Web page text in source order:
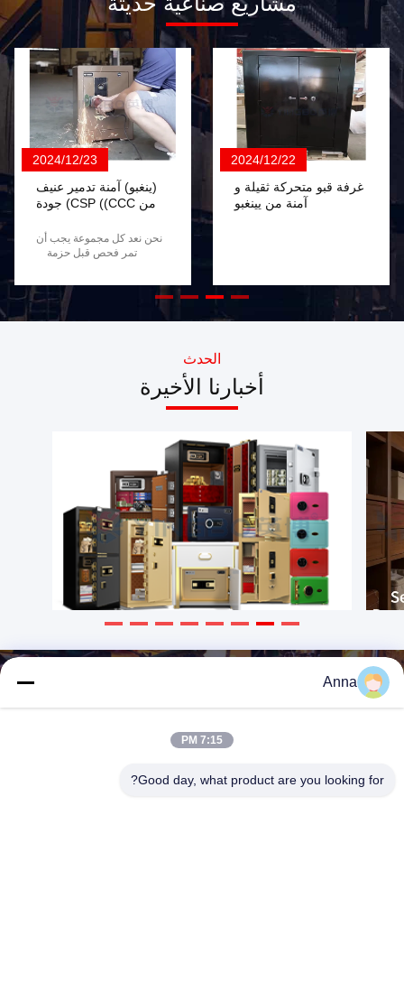
2024/12/22
غرفة قبو متحركة ثقيلة و
آمنة من يينغبو
2024/12/23
(ينغبو) آمنة تدمير عنيف
من CSP ((CCC) جودة
نحن نعد كل مجموعة يجب أن
تمر فحص قبل حزمة
الحدث
أخبارنا الأخيرة
Anna
7:15 PM
Good day, what product are you looking for?